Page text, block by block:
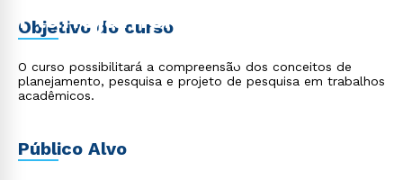
Planejamento, Pesquisa e
Projeto de Pesquisa
Objetivo do curso
O curso possibilitará a compreensão dos conceitos de
planejamento, pesquisa e projeto de pesquisa em trabalhos
acadêmicos.
Público Alvo